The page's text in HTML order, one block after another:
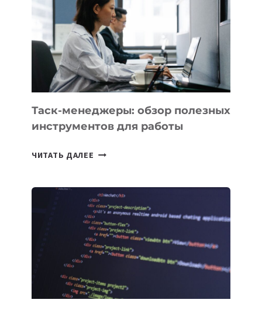
ПРЕДМЕТЫ
ПО
ИСКУССТВЕННОМУ
ИНТЕЛЛЕКТУ
Таск-менеджеры: обзор полезных
инструментов для работы
ЧИТАТЬ ДАЛЕЕ ТАСК-
ПОЛЕЗНЫХ
ИНСТРУМЕНТОВ
ДЛЯ
РАБОТЫ